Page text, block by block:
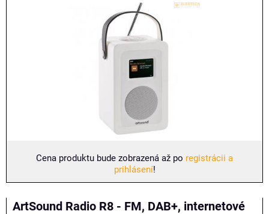
Cena produktu bude zobrazená až po registrácii a
prihlásení!
ArtSound Radio R8 - FM, DAB+, internetové